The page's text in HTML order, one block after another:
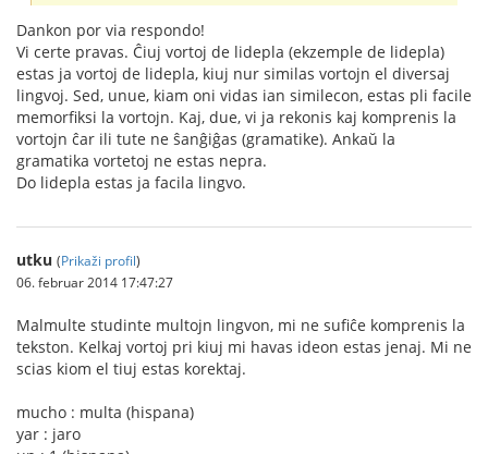
Dankon por via respondo!
Vi certe pravas. Ĉiuj vortoj de lidepla (ekzemple de lidepla)
estas ja vortoj de lidepla, kiuj nur similas vortojn el diversaj
lingvoj. Sed, unue, kiam oni vidas ian similecon, estas pli facile
memorfiksi la vortojn. Kaj, due, vi ja rekonis kaj komprenis la
vortojn ĉar ili tute ne ŝanĝiĝas (gramatike). Ankaŭ la
gramatika vortetoj ne estas nepra.
Do lidepla estas ja facila lingvo.
utku (Prikaži profil)
06. februar 2014 17:47:27
Malmulte studinte multojn lingvon, mi ne sufiĉe komprenis la
tekston. Kelkaj vortoj pri kiuj mi havas ideon estas jenaj. Mi ne
scias kiom el tiuj estas korektaj.
mucho : multa (hispana)
yar : jaro